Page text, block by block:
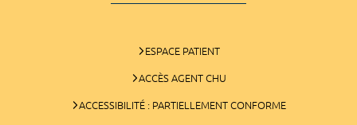
ESPACE PATIENT
ACCÈS AGENT CHU
ACCESSIBILITÉ : PARTIELLEMENT CONFORME